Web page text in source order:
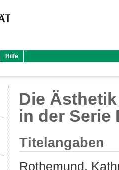
Hilfe
Die
in der Serie
Titelangaben
Rothemund,